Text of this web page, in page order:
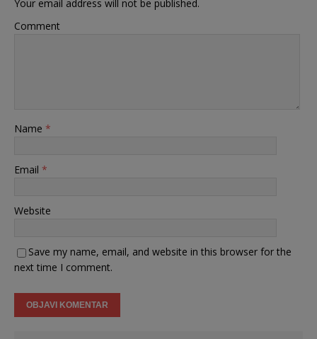
Your email address will not be published.
Comment
Name *
Email *
Website
Save my name, email, and website in this browser for the
next time I comment.